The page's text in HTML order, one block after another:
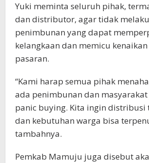
Yuki meminta seluruh pihak,
dan distributor, agar tidak
penimbunan yang dapat
kelangkaan dan memicu
pasaran.
“Kami harap semua pihak
ada penimbunan dan
panic buying. Kita ingin distribusi
dan kebutuhan warga bisa
tambahnya.
Pemkab Mamuju juga disebut